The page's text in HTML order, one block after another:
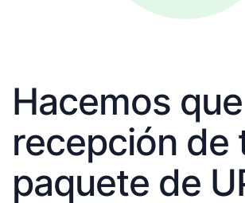
Hacemos
recepción de
paquete de